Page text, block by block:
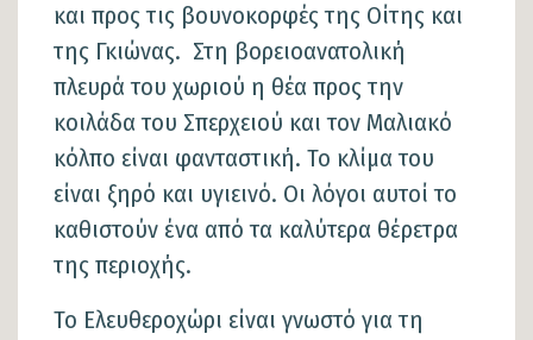
και προς τις βουνοκορφές της Οίτης και
της Γκιώνας. Στη βορειοανατολική
πλευρά του χωριού η θέα προς την
κοιλάδα του Σπερχειού και τον Μαλιακό
κόλπο είναι φανταστική. Το κλίμα του
είναι ξηρό και υγιεινό. Οι λόγοι αυτοί το
καθιστούν ένα από τα καλύτερα θέρετρα
της περιοχής.
Το Ελευθεροχώρι είναι γνωστό για τη